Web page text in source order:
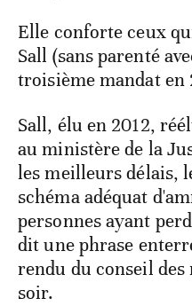
Elle conforte ceux
Sall (sans parenté
troisième mandat en
Sall, élu en 2012,
au ministère de la
les meilleurs délais,
schéma adéquat
personnes ayant
dit une phrase
rendu du conseil
soir.